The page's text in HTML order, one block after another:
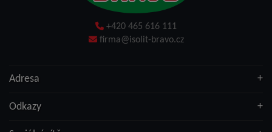
+420 465 616 111
firma@isolit-bravo.cz
Adresa
Odkazy